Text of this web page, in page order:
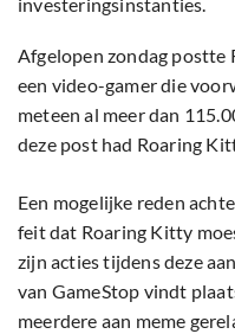
Afgelopen zondag postte
een video-gamer die
meteen al meer dan
deze post had Roaring
Een mogelijke reden
feit dat Roaring Kitty
zijn acties tijdens deze
van GameStop vindt
meerdere aan meme